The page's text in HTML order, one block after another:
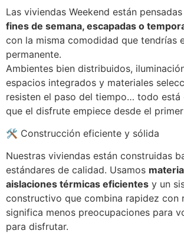
Las viviendas Weekend están
fines de semana, escapadas o
con la misma comodidad que tendrías
permanente.
Ambientes bien distribuidos,
espacios integrados y materiales
resisten el paso del tiempo… todo está
que el disfrute empiece desde el
🛠️ Construcción eficiente y sólida
Nuestras viviendas están construidas
estándares de calidad. Usamos
aislaciones térmicas eficientes y un
constructivo que combina rapidez con
significa menos preocupaciones para
para disfrutar.